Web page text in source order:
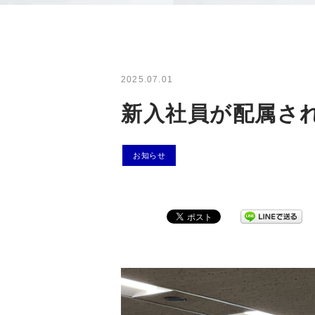
2025.07.01
新入社員が配属さ
お知らせ